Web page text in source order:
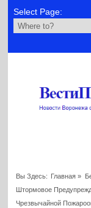
Select Page:
Вы Здесь: Главная »
Штормовое
Чрезвычайной